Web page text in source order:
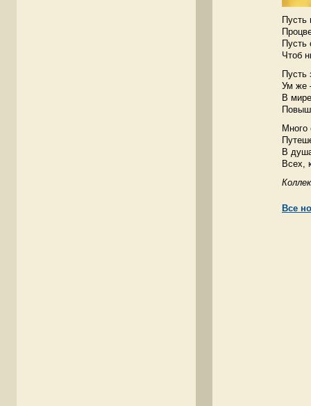
Пусть
Пусть
Чтоб
Пусть
Ум же
В
Много
В
Всех,
Все